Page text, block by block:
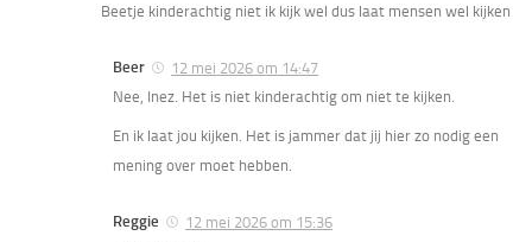
Beetje kinderachtig niet ik kijk wel dus laat mensen wel kijken
Beer
12 mei 2026 om 14:47
Nee, Inez. Het is niet kinderachtig om niet te kijken.
En ik laat jou kijken. Het is jammer dat jij hier zo nodig een
mening over moet hebben.
Reggie
12 mei 2026 om 15:36